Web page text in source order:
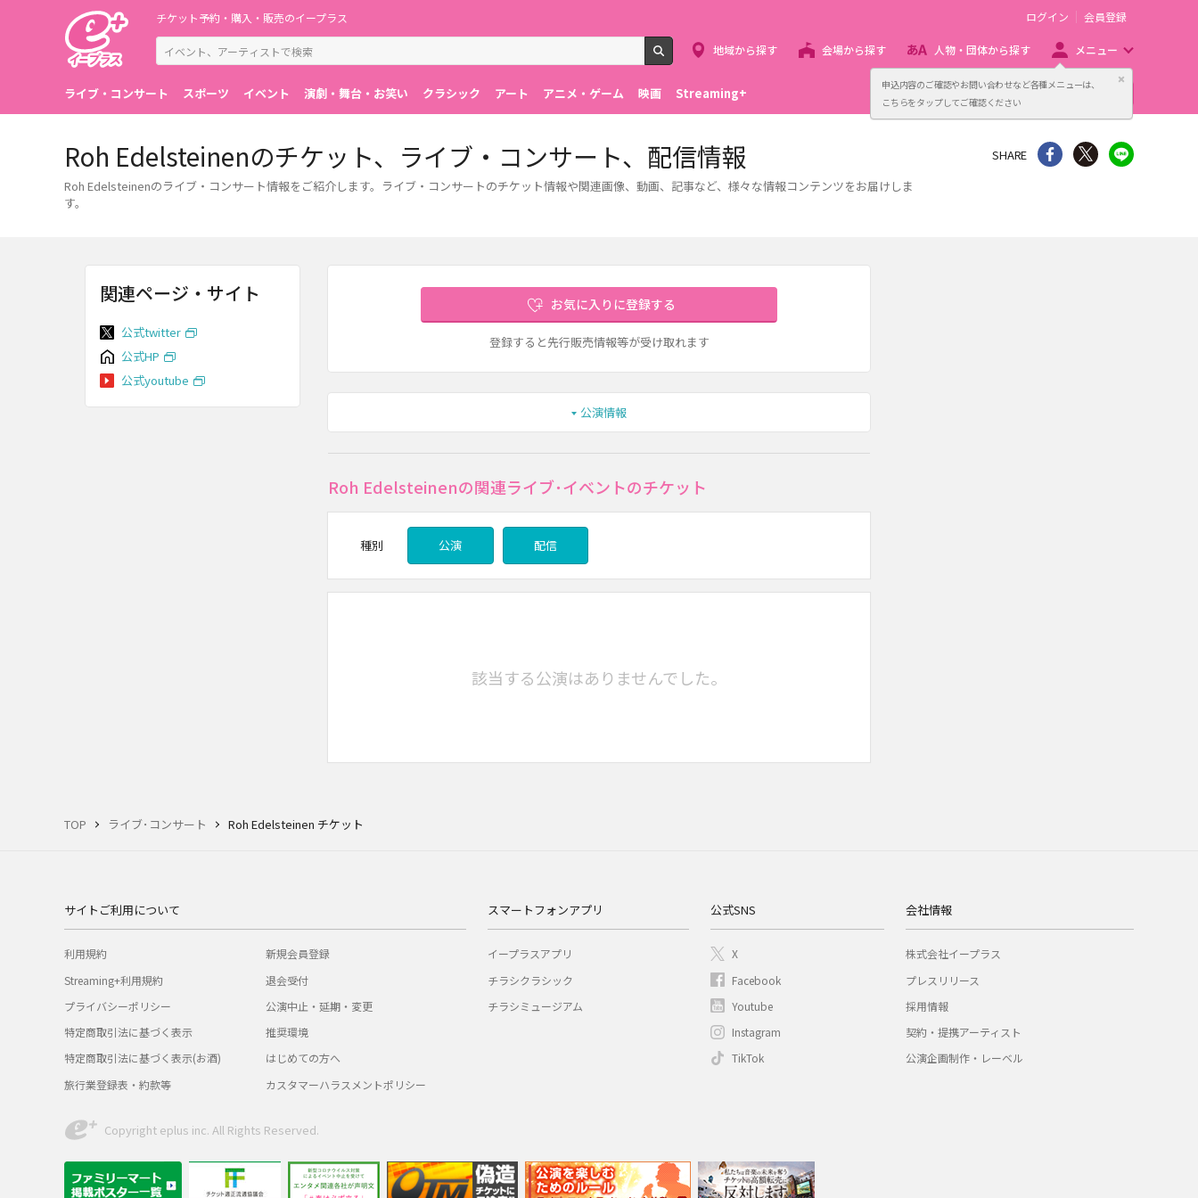
申込内容のご確認やお問い合わせなど各種メニューは、
こちらをタップしてご確認ください
閉じる
チケット予約・購入・販売のイープラス
検索
ログイン 会員登録
地域から探す 会場から探す 人物・団体から探す メニュー
ライブ・コンサート スポーツ イベント 演劇・舞台・お笑い クラシック アート アニメ・ゲーム 映画 Streaming+ 主催者向け販売サービス
TOP ライブ･コンサート Roh Edelsteinen チケット
Roh Edelsteinenのチケット、ライブ・コンサート、配信情報
Roh Edelsteinenのライブ・コンサート情報をご紹介します。ライブ・コンサートのチケット情報や関連画像、動画、記事など、様々な情報コンテンツをお届けしま
す。
SHARE シェア Twitter
お気に入りに登録する
登録すると先行販売情報等が受け取れます
公演情報
Roh Edelsteinenの関連ライブ･イベントのチケット
種別 公演 配信
該当する公演はありませんでした。
関連ページ・サイト
公式twitter
公式HP
公式youtube
サイトご利用について
利用規約
Streaming+利用規約
プライバシーポリシー
特定商取引法に基づく表示
特定商取引法に基づく表示(お酒)
旅行業登録表・約款等
新規会員登録
退会受付
公演中止・延期・変更
推奨環境
はじめての方へ
カスタマーハラスメントポリシー
スマートフォンアプリ
イープラスアプリ
チラシクラシック
チラシミュージアム
公式SNS
X
Facebook
Youtube
Instagram
TikTok
会社情報
株式会社イープラス
プレスリリース
採用情報
契約・提携アーティスト
公演企画制作・レーベル
Copyright eplus inc. All Rights Reserved.